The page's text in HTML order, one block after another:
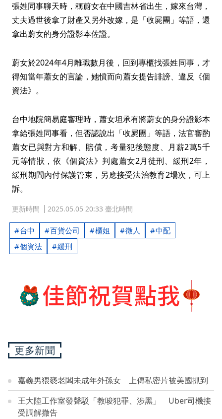
張姓同事聊天時，稱蔚女在中國吉林省出生，嫁來台灣，
丈夫過世後拿了財產又另外改嫁，是「收屍團」等語，還
拿出蔚女的身分證影本佐證。
蔚女於2024年4月離職數月後，回到專櫃找張姓同事，才
得知當年蕭女的言論，她憤而向蕭女提告誹謗、違反《個
資法》。
台中地院簡易庭審理時，蕭女坦承有將蔚女的身分證影本
拿給張姓同事看，但否認說出「收屍團」等語，法官審酌
蕭女已與對方和解、賠償，考量犯後態度、月薪2萬5千
元等情狀，依《個資法》判處蕭女2月徒刑、緩刑2年，
緩刑期間內付保護管束，另應接受法治教育2場次，可上
訴。
更新時間 2025.05.05 20:33 臺北時間
台中 百貨公司 櫃姐 徵人
中配
個資法
緩刑
更多新聞
嘉義男猥褻老闆未成年外孫女 上傳私密片被美國抓到
王大陸工作室發聲駁「教唆犯罪、涉黑」 Uber司機接
受調解撤告